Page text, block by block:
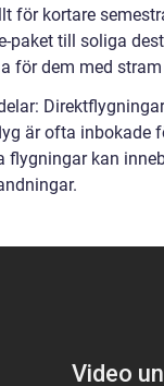
för kortare
paket till soliga
för dem med
är ofta inbokade
flygningar kan